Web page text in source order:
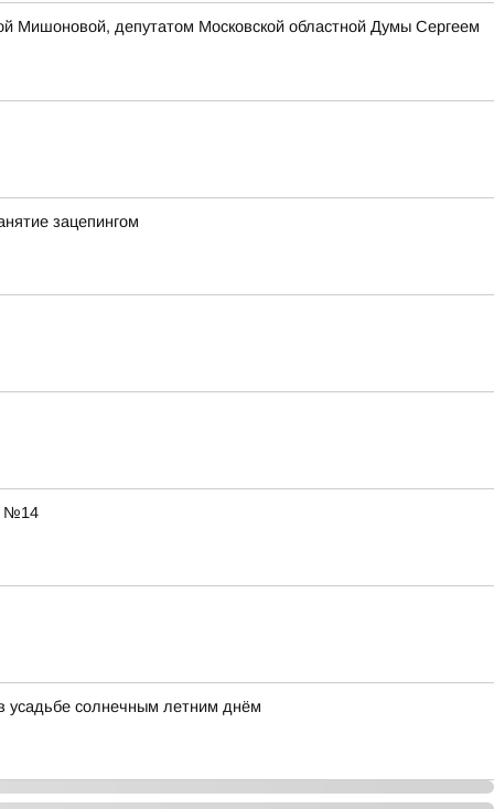
Мишоновой, депутатом Московской областной Думы Сергеем
зацепингом
№14
усадьбе солнечным летним днём